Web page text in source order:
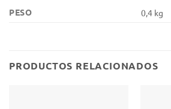
PESO 0,4 kg
PRODUCTOS RELACIONADOS